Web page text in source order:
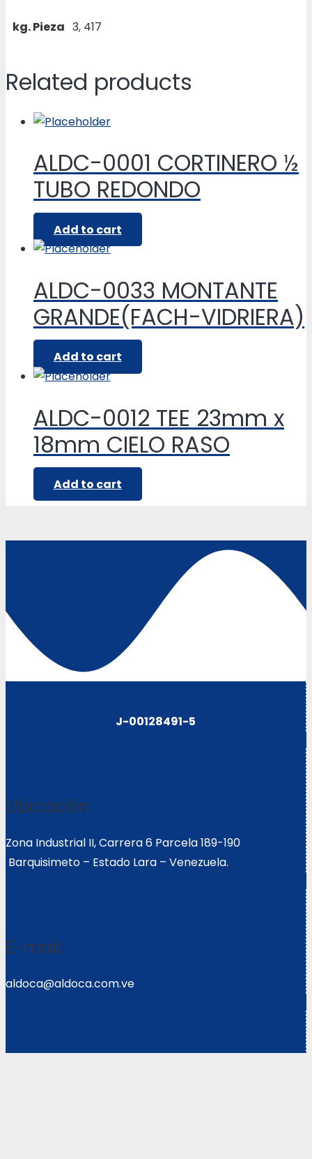
kg. Pieza 3, 417
Related products
ALDC-0001 CORTINERO ½
TUBO REDONDO
Add to cart
ALDC-0033 MONTANTE
GRANDE(FACH-VIDRIERA)
Add to cart
ALDC-0012 TEE 23mm x
18mm CIELO RASO
Add to cart
J-00128491-5
Ubicación:
Zona Industrial II, Carrera 6 Parcela 189-190
Barquisimeto – Estado Lara – Venezuela.
E-mail:
aldoca@aldoca.com.ve